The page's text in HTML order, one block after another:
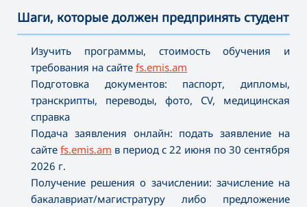
Шаги, которые должен предпринять студент
Изучить программы, стоимость обучения и
требования на сайте fs.emis.am
Подготовка документов: паспорт, дипломы,
транскрипты, переводы, фото, CV, медицинская
справка
Подача заявления онлайн: подать заявление на
сайте fs.emis.am в период с 22 июня по 30 сентября
2026 г.
Получение решения о зачислении: зачисление на
бакалавриат/магистратуру либо предложение